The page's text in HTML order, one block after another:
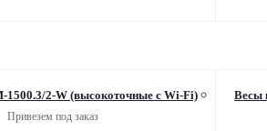
2-W (высокоточные c Wi-Fi)
Привезем под заказ
Весы